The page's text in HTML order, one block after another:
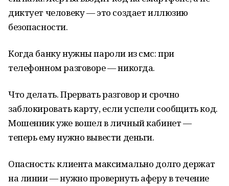
диктует человеку — это создает иллюзию
безопасности.
Когда банку нужны пароли из смс: при
телефонном разговоре — никогда.
Что делать. Прервать разговор и срочно
заблокировать карту, если успели сообщить код.
Мошенник уже вошел в личный кабинет —
теперь ему нужно вывести деньги.
Опасность: клиента максимально долго держат
на линии — нужно провернуть аферу в течение